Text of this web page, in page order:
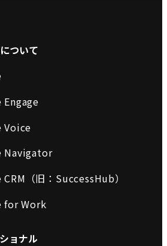
ついて
Voice
Navigator
（旧：SuccessHub）
for Work
ョナル